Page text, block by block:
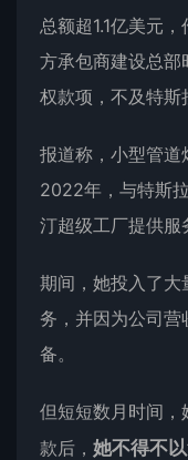
总额超1.1亿美元
方承包商建设总部
权款项，不及特斯
报道称，小型管道
2022年，与特斯
汀超级工厂提供服
期间，她投入了大
务，并因为公司营
备。
但短短数月时间
款后， 她不得不